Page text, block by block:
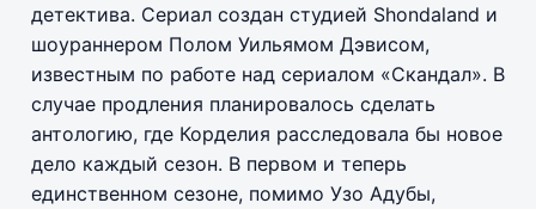
детектива. Сериал создан студией Shondaland и
шоураннером Полом Уильямом Дэвисом,
известным по работе над сериалом «Скандал». В
случае продления планировалось сделать
антологию, где Корделия расследовала бы новое
дело каждый сезон. В первом и теперь
единственном сезоне, помимо Узо Адубы,